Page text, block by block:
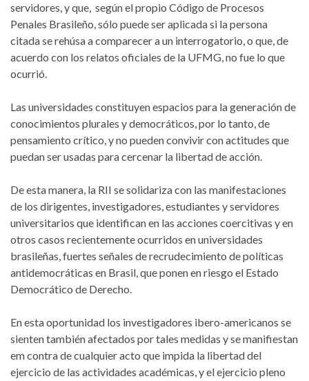
servidores, y que, según el propio Código de Procesos
Penales Brasileño, sólo puede ser aplicada si la persona
citada se rehúsa a comparecer a un interrogatorio, o que, de
acuerdo con los relatos oficiales de la UFMG, no fue lo que
ocurrió.
Las universidades constituyen espacios para la generación de
conocimientos plurales y democráticos, por lo tanto, de
pensamiento crítico, y no pueden convivir con actitudes que
puedan ser usadas para cercenar la libertad de acción.
De esta manera, la RII se solidariza con las manifestaciones
de los dirigentes, investigadores, estudiantes y servidores
universitarios que identifican en las acciones coercitivas y en
otros casos recientemente ocurridos en universidades
brasileñas, fuertes señales de recrudecimiento de políticas
antidemocráticas en Brasil, que ponen en riesgo el Estado
Democrático de Derecho.
En esta oportunidad los investigadores ibero-americanos se
sienten también afectados por tales medidas y se manifiestan
em contra de cualquier acto que impida la libertad del
ejercicio de las actividades académicas, y el ejercicio pleno